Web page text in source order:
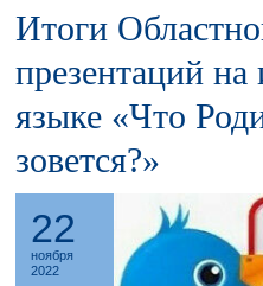
Итоги
презентаций
языке «Что
зовется?»
22
ноября
2022